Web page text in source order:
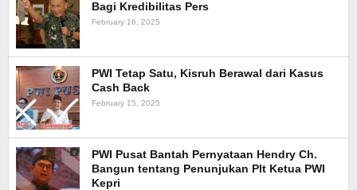
Bagi Kredibilitas Pers
February 16, 2025
PWI Tetap Satu, Kisruh Berawal dari Kasus
Cash Back
February 15, 2025
PWI Pusat Bantah Pernyataan Hendry Ch.
Bangun tentang Penunjukan Plt Ketua PWI
Kepri